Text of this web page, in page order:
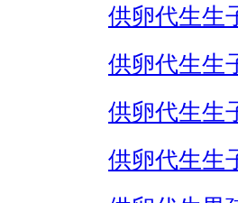
供卵代生生
供卵代生生
供卵代生生
供卵代生生